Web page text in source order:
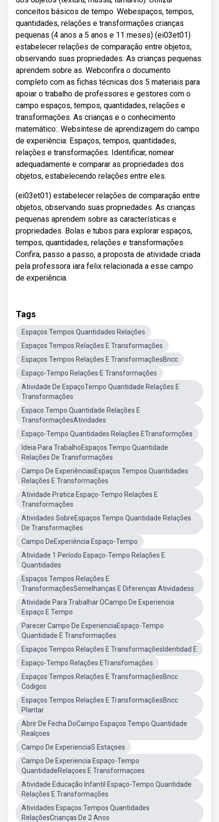
conceitos básicos de tempo. Webespaços, tempos,
quantidades, relações e transformações crianças
pequenas (4 anos a 5 anos e 11 meses) (ei03et01)
estabelecer relações de comparação entre objetos,
observando suas propriedades. As crianças pequenas
aprendem sobre as. Webconfira o documento
completo com as fichas técnicas dos 5 materiais para
apoiar o trabalho de professores e gestores com o
campo espaços, tempos, quantidades, relações e
transformações. As crianças e o conhecimento
matemático:. Websíntese de aprendizagem do campo
de experiência: Espaços, tempos, quantidades,
relações e transformações. Identificar, nomear
adequadamente e comparar as propriedades dos
objetos, estabelecendo relações entre eles.
(ei03et01) estabelecer relações de comparação entre
objetos, observando suas propriedades. As crianças
pequenas aprendem sobre as características e
propriedades. Bolas e tubos para explorar espaços,
tempos, quantidades, relações e transformações.
Confira, passo a passo, a proposta de atividade criada
pela professora iara felix relacionada a esse campo
de experiência.
Tags
Espaços Tempos Quantidades Relações
Espaços Tempos Relações E Transformações
Espaços Tempos Relações E TransformaçõesBncc
Espaço-Tempo Relações E Transformações
Atividade De EspaçoTempo Quantidade Relações E
Transformações
Espaco Tempo Quantidade Relações E
TransformaçõesAtividades
Espaço-Tempo Quantidades Relações ETransformções
Ideia Para TrabalhoEspaços Tempo Quantidade
Relações De Transformações
Campo De ExperiênciasEspaços Tempos Quantidades
Relações E Transformações
Atividade Pratica Espaço-Tempo Relações E
Transformações
Atividades SobreEspaços Tempo Quantidade Relações
De Transformações
Campo DeExperiência Espaço-Tempo
Atividade 1 Período Espaço-Tempo Relações E
Quantidades
Espaços Tempos Relações E
TransformaçõesSemelhanças E Diferenças Atividadess
Atividade Para Trabalhar OCampo De Experiencia
Espaço E Tempo
Parecer Campo De ExperienciaEspaço-Tempo
Quantidade E Transformações
Espaços Tempos Relações E TransformaçõesIdentidad E
Espaço-Tempo Relações ETransfomações
Espaços Tempos Relações E TransformaçõesBncc
Codigos
Espaços Tempos Relações E TransformaçõesBncc
Plantar
Abrir De Fecha DoCampo Espaços Tempo Quantidade
Realçoes
Campo De ExperienciaS Estaçoes
Campo De Experiencia Espaço-Tempo
QuantidadeRelaçoes E Transformaçoes
Atividade Educação Infantil Espaço-Tempo Quantidade
Relações E Transformações
Atividades Espaços Tempos Quantidades
RelaçõesCrianças De 2 Anos